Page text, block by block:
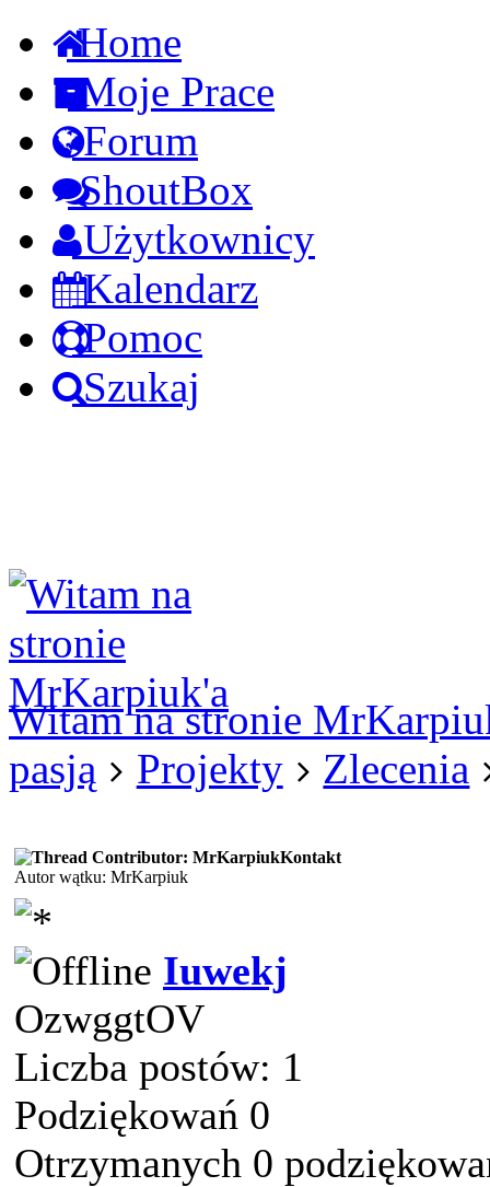
Home
Moje Prace
Forum
ShoutBox
Użytkownicy
Kalendarz
Pomoc
Szukaj
Witam na stronie
pasją
Projekty Zlecenia
Kontakt
Autor wątku: MrKarpiuk
Iuwekj
OzwggtOV
Liczba postów: 1
Podziękowań 0
Otrzymanych 0